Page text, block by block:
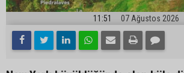
11:51 07 Ağustos 2026